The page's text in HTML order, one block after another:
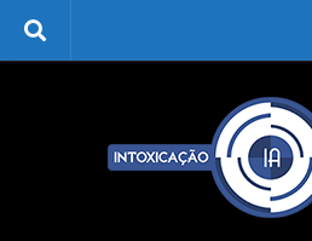
Skip to content